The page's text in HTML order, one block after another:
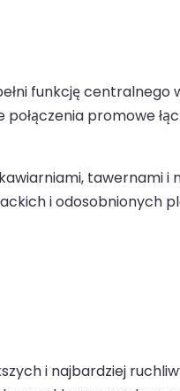
funkcję
promowe
tawernami i
i odosobnionych
i najbardziej